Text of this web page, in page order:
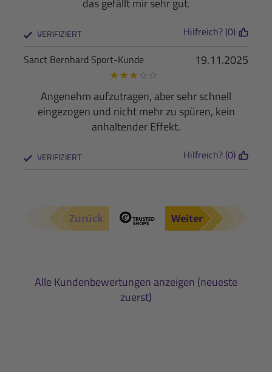
das gefällt mir sehr gut.
VERIFIZIERT Hilfreich? (0)
19.11.2025
Sanct Bernhard Sport-Kunde
★★★☆☆
Angenehm aufzutragen, aber sehr schnell
eingezogen und nicht mehr zu spüren, kein
anhaltender Effekt.
VERIFIZIERT Hilfreich? (0)
Zurück Weiter
Alle Kundenbewertungen anzeigen (neueste
zuerst)